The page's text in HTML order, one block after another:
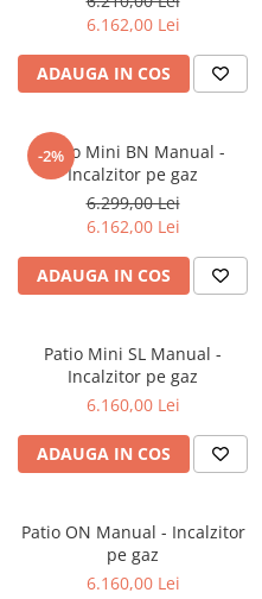
6.162,00 Lei
ADAUGA IN COS
-2%
Patio Mini BN Manual -
Incalzitor pe gaz
6.299,00 Lei
6.162,00 Lei
ADAUGA IN COS
Patio Mini SL Manual -
Incalzitor pe gaz
6.160,00 Lei
ADAUGA IN COS
Patio ON Manual - Incalzitor
pe gaz
6.160,00 Lei